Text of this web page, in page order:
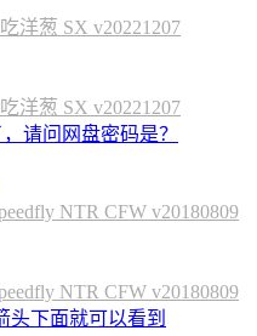
洋葱 SX v20221207
洋葱 SX v20221207
请问网盘密码是？
NTR CFW v20180809
NTR CFW v20180809
头下面就可以看到